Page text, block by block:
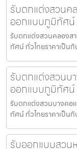
รับตกแต่งสวนค
ออกแบบภูมิทัศน์
รับตกแต่งสวนคลองส
ทัศน์ ทั่วไทยราคาเป็น
รับตกแต่งสวนบ
ออกแบบภูมิทัศน์
รับตกแต่งสวนบางคอ
ทัศน์ ทั่วไทยราคาเป็น
รับออกแบบสวน